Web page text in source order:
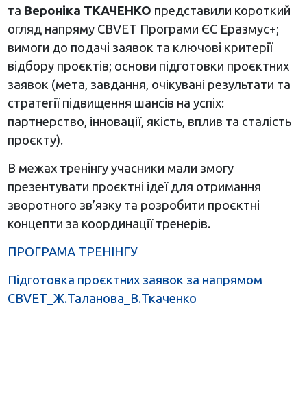
та Вероніка ТКАЧЕНКО представили короткий
огляд напряму CBVET Програми ЄС Еразмус+;
вимоги до подачі заявок та ключові критерії
відбору проєктів; основи підготовки проєктних
заявок (мета, завдання, очікувані результати та
стратегії підвищення шансів на успіх:
партнерство, інновації, якість, вплив та сталість
проєкту).
В межах тренінгу учасники мали змогу
презентувати проєктні ідеї для отримання
зворотного зв’язку та розробити проєктні
концепти за координації тренерів.
ПРОГРАМА ТРЕНІНГУ
Підготовка проєктних заявок за напрямом
CBVET_Ж.Таланова_В.Ткаченко